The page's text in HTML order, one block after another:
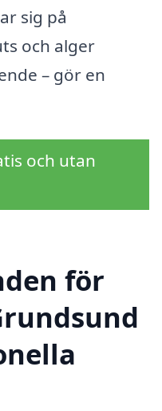
sig på
och alger
– gör en
och utan
för